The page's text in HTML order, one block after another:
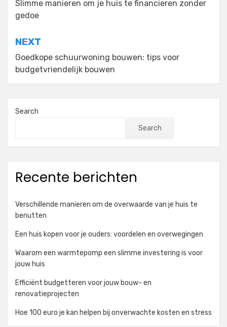
navigation
Slimme manieren om je huis te financieren zonder
gedoe
NEXT
Goedkope schuurwoning bouwen: tips voor
budgetvriendelijk bouwen
Search
Search
Recente berichten
Verschillende manieren om de overwaarde van je huis te
benutten
Een huis kopen voor je ouders: voordelen en overwegingen
Waarom een warmtepomp een slimme investering is voor
jouw huis
Efficiënt budgetteren voor jouw bouw- en
renovatieprojecten
Hoe 100 euro je kan helpen bij onverwachte kosten en stress